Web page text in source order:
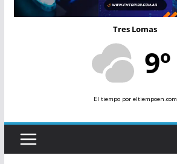
Tres Lomas
9º
El tiempopor eltiempoen.com